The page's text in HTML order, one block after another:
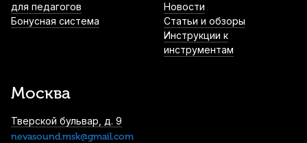
для педагогов
Бонусная система
Новости
Статьи и обзоры
Инструкции к
инструментам
Москва
Тверской бульвар, д. 9
nevasound.msk@gmail.com